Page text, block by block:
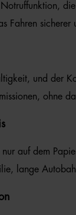
Fahren
und der
ohne
auf dem
lange